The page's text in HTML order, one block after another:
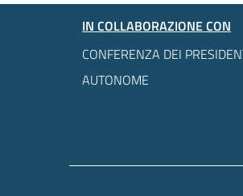
IN COLLABORAZIONE CON
CONFERENZA DEI
AUTONOME